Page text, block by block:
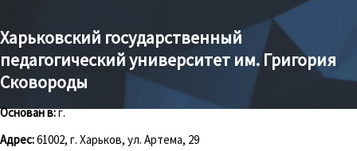
Харьковский государственный
педагогический университет им. Григория
Сковороды
Основан в:г.
Адрес:61002, г. Харьков, ул. Артема, 29